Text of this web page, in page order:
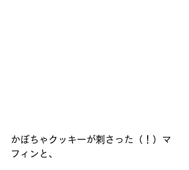
かぼちゃクッキーが刺さった（！）マ
フィンと、